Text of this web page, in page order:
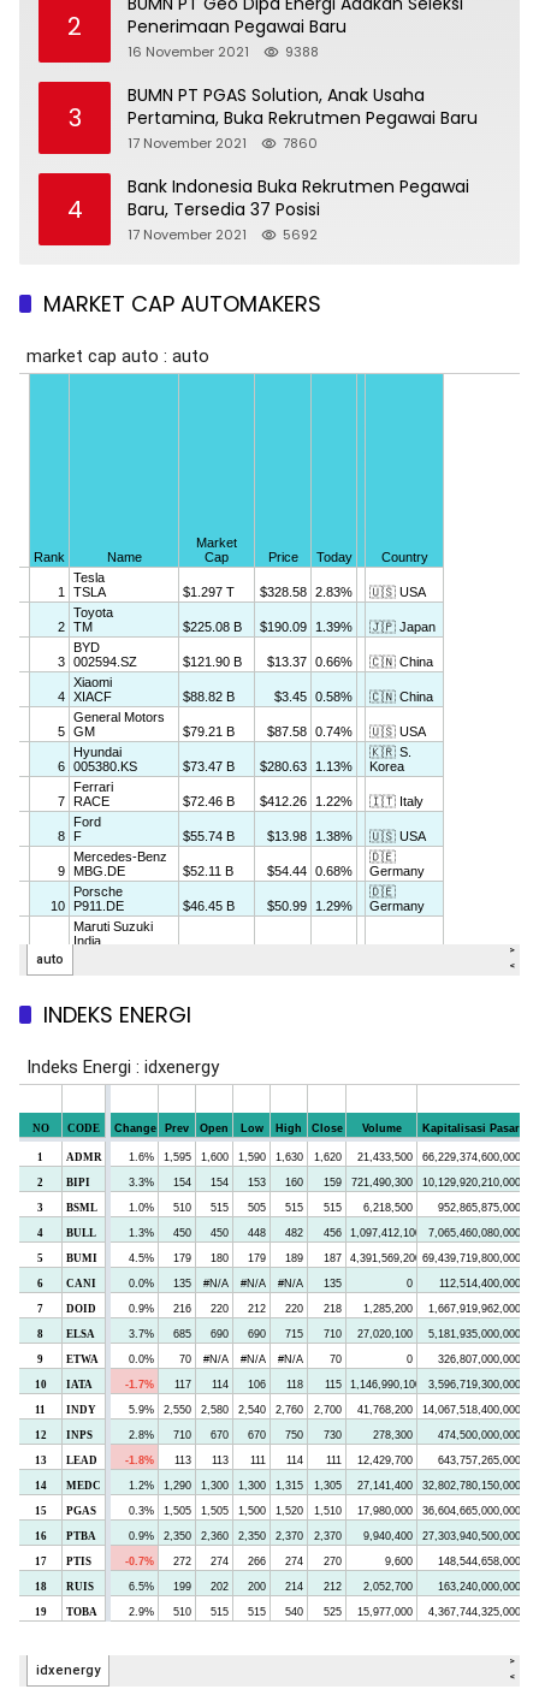
2
Penerimaan Pegawai Baru
16 November 2021 9388
3
BUMN PT PGAS Solution, Anak Usaha
Pertamina, Buka Rekrutmen Pegawai Baru
17 November 2021 7860
4
Bank Indonesia Buka Rekrutmen Pegawai
Baru, Tersedia 37 Posisi
17 November 2021 5692
MARKET CAP AUTOMAKERS
INDEKS ENERGI